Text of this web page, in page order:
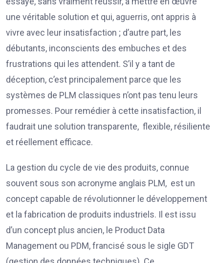
une véritable solution et qui, aguerris, ont appris à
vivre avec leur insatisfaction ; d’autre part, les
débutants, inconscients des embuches et des
frustrations qui les attendent. S’il y a tant de
déception, c’est principalement parce que les
systèmes de PLM classiques n’ont pas tenu leurs
promesses. Pour remédier à cette insatisfaction, il
faudrait une solution transparente, flexible, résiliente
et réellement efficace.
La gestion du cycle de vie des produits, connue
souvent sous son acronyme anglais PLM, est un
concept capable de révolutionner le développement
et la fabrication de produits industriels. Il est issu
d’un concept plus ancien, le Product Data
Management ou PDM, francisé sous le sigle GDT